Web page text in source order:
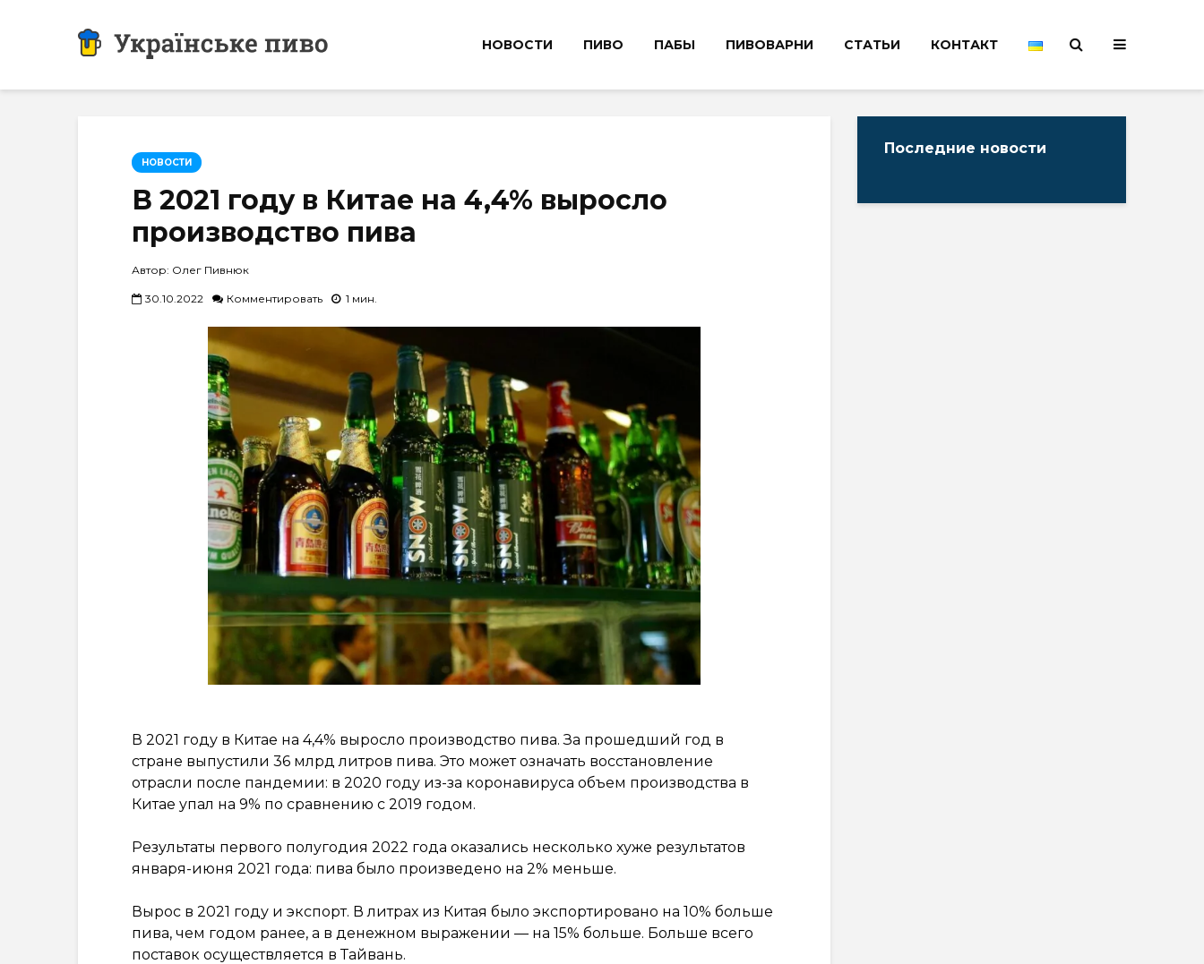
НОВОСТИ ПИВО ПАБЫ ПИВОВАРНИ СТАТЬИ КОНТАКТ
НОВОСТИ
В 2021 году в Китае на 4,4% выросло
производство пива
Автор: Олег Пивнюк
30.10.2022 Комментировать 1 мин.
В 2021 году в Китае на 4,4% выросло производство пива. За прошедший год в
стране выпустили 36 млрд литров пива. Это может означать восстановление
отрасли после пандемии: в 2020 году из-за коронавируса объем производства в
Китае упал на 9% по сравнению с 2019 годом.
Результаты первого полугодия 2022 года оказались несколько хуже результатов
января-июня 2021 года: пива было произведено на 2% меньше.
Вырос в 2021 году и экспорт. В литрах из Китая было экспортировано на 10% больше
пива, чем годом ранее, а в денежном выражении — на 15% больше. Больше всего
поставок осуществляется в Тайвань.
Последние новости